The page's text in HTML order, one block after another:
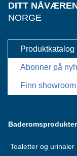
DITT
NORGE
Produktkatalog
Abonner på
Finn showroom
Baderomsprodukter
Toaletter og urinaler